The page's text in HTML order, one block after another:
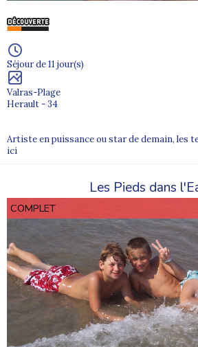
Séjour de 11 jour(s)
Valras-Plage
Herault - 34
Artiste en puissance ou star de demain, les
ici
Les Pieds dans
COMPLET